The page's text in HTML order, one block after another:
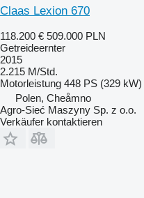
Claas Lexion 670
118.200 € 509.000 PLN
Getreideernter
2015
2.215 M/Std.
Motorleistung 448 PS (329 kW)
Polen, Cheåmno
Agro-Sieć Maszyny Sp. z o.o.
Verkäufer kontaktieren